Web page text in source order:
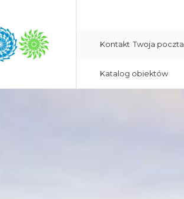
Kontakt Twoja poczta
Katalog obiektów